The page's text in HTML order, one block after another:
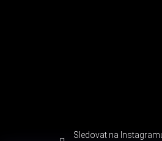
Sledovat na